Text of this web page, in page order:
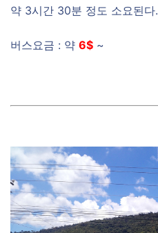
약 3시간 30분 정도 소요된다.
버스요금 : 약 6$ ~